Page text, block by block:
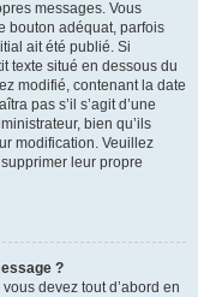
messages. Vous
bouton adéquat, parfois
ait été publié. Si
texte situé en dessous du
modifié, contenant la date
pas s’il s’agit d’une
bien qu’ils
modification. Veuillez
leur propre
?
devez tout d’abord en